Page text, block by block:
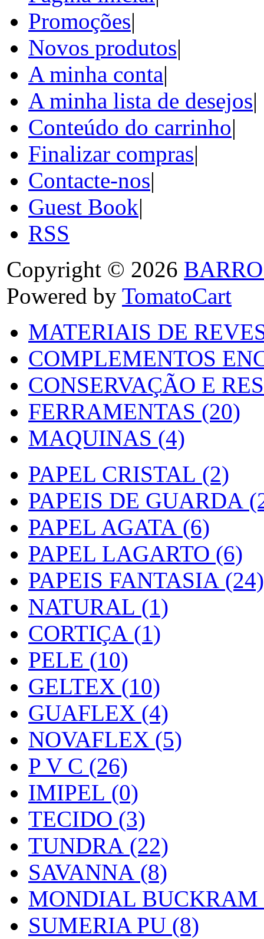
Promoções|
Novos produtos|
A minha conta|
A minha lista de desejos|
Conteúdo do carrinho|
Finalizar compras|
Contacte-nos|
Guest Book|
RSS
Copyright © 2026
Powered by TomatoCart
MATERIAIS DE
COMPLEMENTOS
CONSERVAÇÃO E
FERRAMENTAS (20)
MAQUINAS (4)
PAPEL CRISTAL (2)
PAPEIS DE GUARDA
PAPEL AGATA (6)
PAPEL LAGARTO (6)
PAPEIS FANTASIA (24)
NATURAL (1)
CORTIÇA (1)
PELE (10)
GELTEX (10)
GUAFLEX (4)
NOVAFLEX (5)
P V C (26)
IMIPEL (0)
TECIDO (3)
TUNDRA (22)
SAVANNA (8)
MONDIAL BUCKRAM
SUMERIA PU (8)